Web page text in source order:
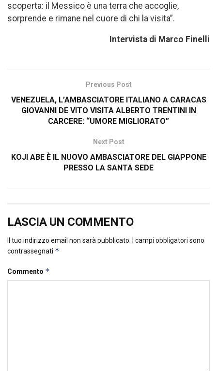
scoperta: il Messico è una terra che accoglie,
sorprende e rimane nel cuore di chi la visita”.
Intervista di Marco Finelli
Previous Post
VENEZUELA, L’AMBASCIATORE ITALIANO A CARACAS
GIOVANNI DE VITO VISITA ALBERTO TRENTINI IN
CARCERE: “UMORE MIGLIORATO”
Next Post
KOJI ABE È IL NUOVO AMBASCIATORE DEL GIAPPONE
PRESSO LA SANTA SEDE
LASCIA UN COMMENTO
Il tuo indirizzo email non sarà pubblicato.
I campi obbligatori sono
contrassegnati *
Commento *